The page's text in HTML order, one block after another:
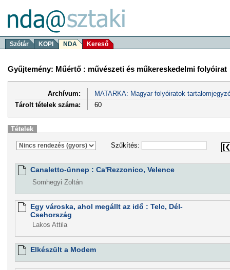
Szótár KOPI NDA Kereső
Gyűjtemény: Műértő : művészeti és műkereskedelmi folyóirat
Archívum:
MATARKA: Magyar folyóiratok
Tárolt tételek száma:
60
Tételek
Szűkítés:
Canaletto-ünnep : Ca'Rezzonico, Velence
Somhegyi Zoltán
Egy városka, ahol megállt az idő : Telc, Dél-
Csehország
Lakos Attila
Elkészült a Modem